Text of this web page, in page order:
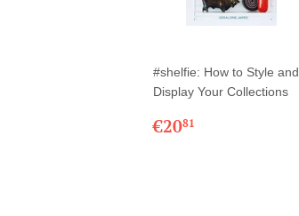
#shelfie: How to Style and
Display Your Collections
PRIX
€2081